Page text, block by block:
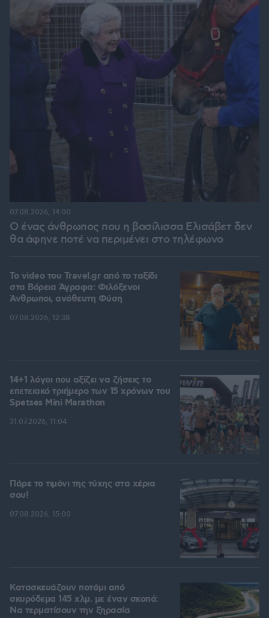
Ο ένας άνθρωπος που η βασίλισσα Ελισάβετ δεν
θα άφηνε ποτέ να περιμένει στο τηλέφωνο
07.08.2026, 14:00
To video του Travel.gr από το ταξίδι
στα Βόρεια Άγραφα: Φιλόξενοι
Άνθρωποι, ανόθευτη Φύση
07.08.2026, 12:38
14+1 λόγοι που αξίζει να ζήσεις το
επετειακό τριήμερο των 15 χρόνων του
Spetses Mini Marathon
31.07.2026, 11:04
Πάρε το τιμόνι της τύχης στα χέρια
σου!
07.08.2026, 15:00
Κατασκευάζουν ποτάμι από
σκυρόδεμα 145 χλμ. με έναν σκοπό:
Να τερματίσουν την ξηρασία